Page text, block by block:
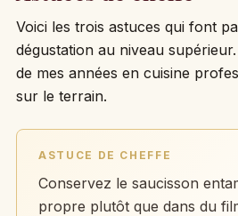
Voici les trois astuces qui font
dégustation au niveau
de mes années en cuisine
sur le terrain.
ASTUCE DE CHEFFE
Conservez le saucisson
propre plutôt que dans du